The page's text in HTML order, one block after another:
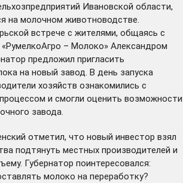
Ивановской области,
на молочном животноводстве.
встрече с жителями, общаясь с
– Молоко» Александром
предложил пригласить
на новый завод. В день запуска
хозяйств ознакомились с
и смогли оценить возможности
завода.
отметил, что новый инвестор взял
подтянуть местных производителей и
Губернатор поинтересовался:
молоко на переработку?